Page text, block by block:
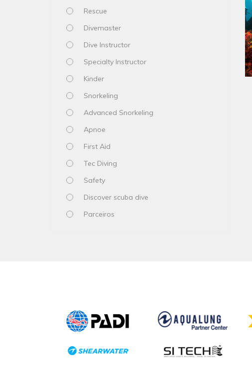
Rescue
Divemaster
Dive Instructor
Specialty Instructor
Kinder
Snorkeling
Advanced Snorkeling
Apnoe
First Aid
Tec Diving
Safety
Discover scuba dive
Parceiros